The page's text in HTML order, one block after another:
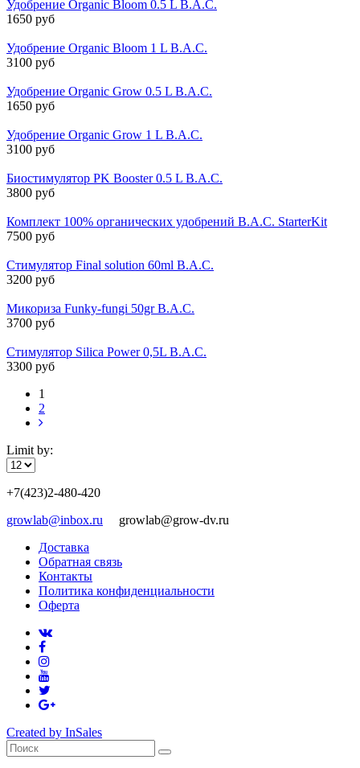
Удобрение Organic Bloom 0.5 L B.A.C.
1650 руб
Удобрение Organic Bloom 1 L B.A.C.
3100 руб
Удобрение Organic Grow 0.5 L B.A.C.
1650 руб
Удобрение Organic Grow 1 L B.A.C.
3100 руб
Биостимулятор PK Booster 0.5 L B.A.C.
3800 руб
Комплект 100% органических удобрений B.A.C. StarterKit
7500 руб
Стимулятор Final solution 60ml B.A.C.
3200 руб
Микориза Funky-fungi 50gr B.A.C.
3700 руб
Стимулятор Silica Power 0,5L B.A.C.
3300 руб
1
2
Limit by:
+7(423)2-480-420
growlab@inbox.ru growlab@grow-dv.ru
Доставка
Обратная связь
Контакты
Политика конфиденциальности
Оферта
Created by InSales